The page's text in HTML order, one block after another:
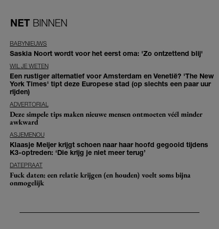
NET BINNEN
BABYNIEUWS
Saskia Noort wordt voor het eerst oma: 'Zo ontzettend blij'
WIL JE WETEN
Een rustiger alternatief voor Amsterdam en Venetië? 'The New
York Times' tipt deze Europese stad (op slechts een paar uur
rijden)
ADVERTORIAL
Deze simpele tips maken nieuwe mensen ontmoeten véél minder
awkward
ASJEMENOU
Klaasje Meijer krijgt schoen naar haar hoofd gegooid tijdens
K3-optreden: ‘Die krijg je niet meer terug’
DATEPRAAT
Fuck daten: een relatie krijgen (en houden) voelt soms bijna
onmogelijk